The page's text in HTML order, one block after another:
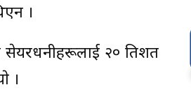
।
२० प्रतिशत
।